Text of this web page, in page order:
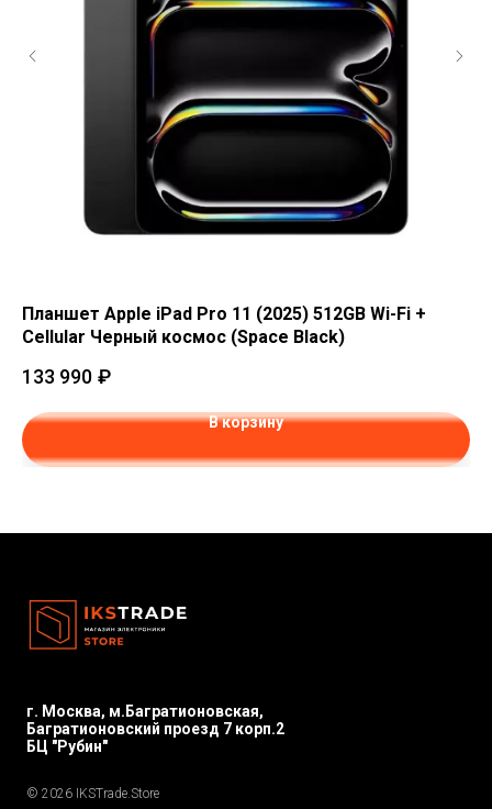
Планшет Apple iPad Pro 11 (2025) 512GB Wi-Fi +
Cellular Черный космос (Space Black)
133 990 ₽
В корзину
г. Москва, м.Багратионовская,
Багратионовский проезд 7 корп.2
БЦ "Рубин"
© 2026 IKSTrade.Store